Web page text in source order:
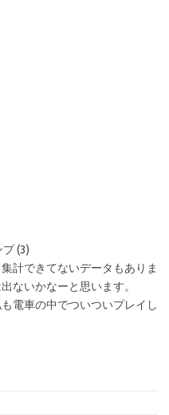
(3)
計できてないデータもありま
ないかなーと思います。
電車の中でついついプレイし